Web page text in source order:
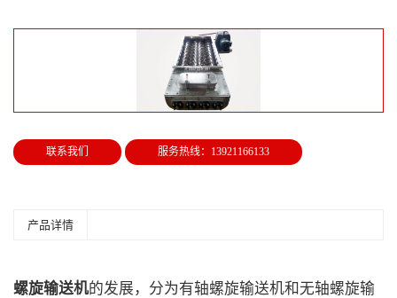
联系我们 服务热线：13921166133
产品详情
螺旋输送机的发展，分为有轴螺旋输送机和无轴螺旋输